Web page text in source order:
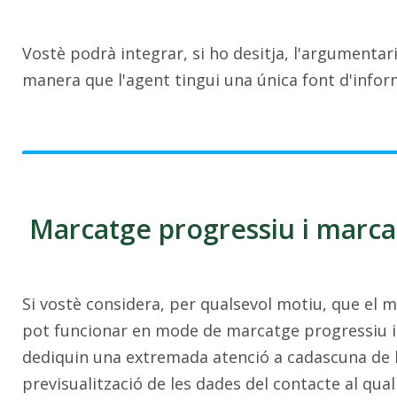
Vostè podrà integrar, si ho desitja,
manera que l'agent tingui una única font
Marcatge progressiu i
Si vostè considera, per qualsevol motiu, que el
pot funcionar en mode de marcatge progressiu
dediquin una extremada atenció a cadascuna
previsualització de les dades del contacte al